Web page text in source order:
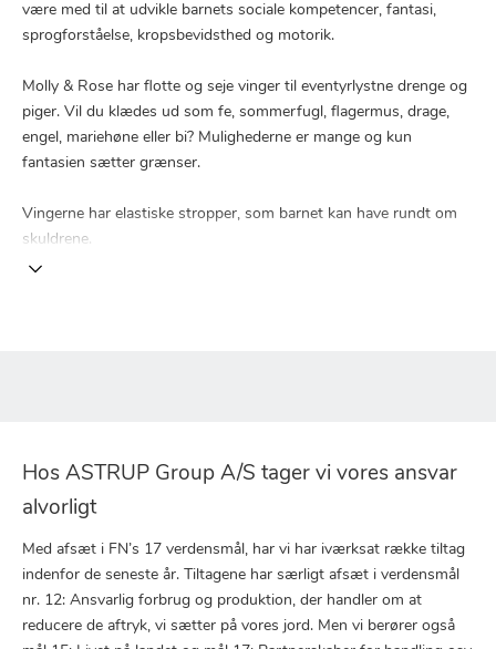
være med til at udvikle barnets sociale kompetencer, fantasi,
sprogforståelse, kropsbevidsthed og motorik.
Molly & Rose har flotte og seje vinger til eventyrlystne drenge og
piger. Vil du klædes ud som fe, sommerfugl, flagermus, drage,
engel, mariehøne eller bi? Mulighederne er mange og kun
fantasien sætter grænser.
Vingerne har elastiske stropper, som barnet kan have rundt om
skuldrene.
Hos ASTRUP Group A/S tager vi vores ansvar
alvorligt
Med afsæt i FN’s 17 verdensmål, har vi har iværksat række tiltag
indenfor de seneste år. Tiltagene har særligt afsæt i verdensmål
nr. 12: Ansvarlig forbrug og produktion, der handler om at
reducere de aftryk, vi sætter på vores jord. Men vi berører også